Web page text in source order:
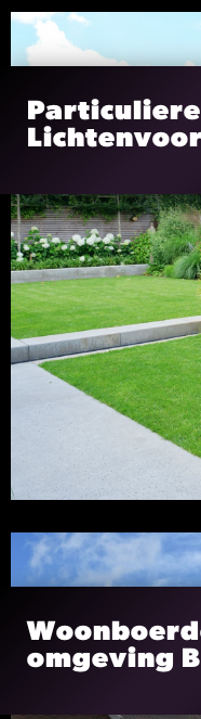
omgeving